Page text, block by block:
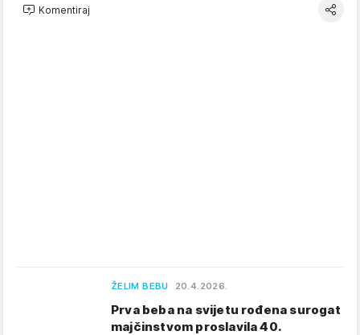
Komentiraj
ŽELIM BEBU 20.4.2026.
Prva beba na svijetu rođena surogat
majčinstvom proslavila 40.